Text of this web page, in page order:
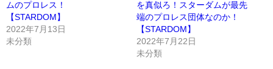
ムのプロレス！
【STARDOM】
2022年7月13日
未分類
を真似ろ！スターダムが最先
端のプロレス団体なのか！
【STARDOM】
2022年7月22日
未分類